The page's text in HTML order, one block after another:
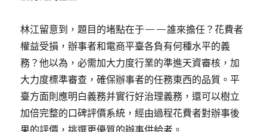
林江留意到，題目的堵點在于——誰來擔任？花費者
權益受損，辦事者和電商平臺各負有何種水平的義
務？他以為，必需加大力度行業的準進天資審核，加
大力度標準審查，確保辦事者的任務東西的品質。平
臺方面則應明白義務并實行好治理義務，還可以樹立
加倍完整的口碑評價系統，經由過程花費者對辦事後
果的評價，挑選更優質的辦事供給者。